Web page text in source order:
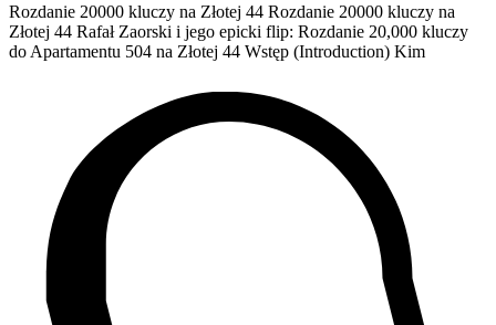
Rozdanie 20000 kluczy na Złotej 44 Rozdanie 20000 kluczy na
Złotej 44 Rafał Zaorski i jego epicki flip: Rozdanie 20,000 kluczy
do Apartamentu 504 na Złotej 44 Wstęp (Introduction) Kim